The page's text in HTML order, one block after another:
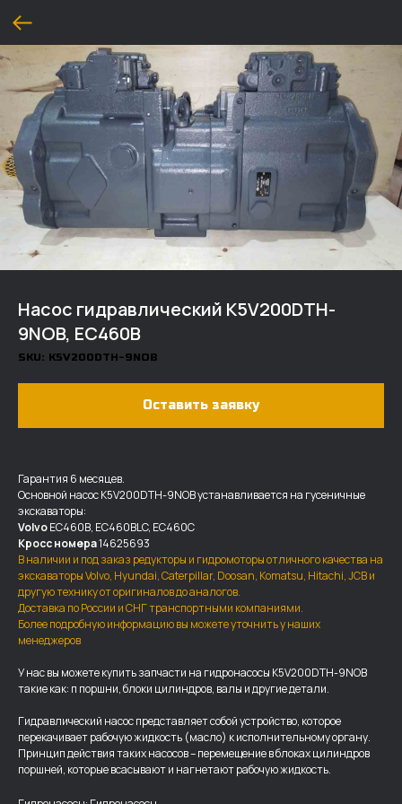
Насос гидравлический K5V200DTH-
9NOB, EC460B
SKU: K5V200DTH-9NOB
Оставить заявку
Гарантия 6 месяцев.
Основной насос K5V200DTH-9NOB устанавливается на гусеничные
экскаваторы:
VolvoEC460B, EC460BLC, EC460C
Кросс номера14625693
В наличии и под заказ редукторы и гидромоторы отличного качества на
экскаваторы Volvo, Hyundai, Caterpillar, Doosan, Komatsu, Hitachi, JCB и
другую технику от оригиналов до аналогов.
Доставка по России и СНГ транспортными компаниями.
Более подробную информацию вы можете уточнить у наших
менеджеров
У нас вы можете купить запчасти на гидронасосы K5V200DTH-9NOB
такие как: п поршни, блоки цилиндров, валы и другие детали.
Гидравлический насос представляет собой устройство, которое
перекачивает рабочую жидкость (масло) к исполнительному органу.
Принцип действия таких насосов – перемещение в блоках цилиндров
поршней, которые всасывают и нагнетают рабочую жидкость.
ДОСТАВКА И ОПЛАТА
Мы доставляем запчасти по
всей России, а также в страны
ближнего СНГ (Казахстан,
Узбекистан, … ).